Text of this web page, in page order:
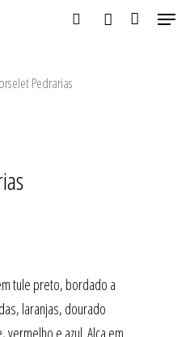
Pedrarias
tule preto, bordado a
laranjas, dourado
e azul. Alça em